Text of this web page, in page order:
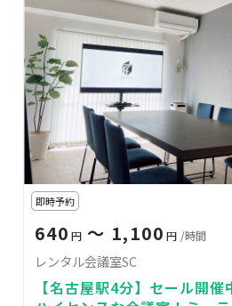
即時予約
640 円 〜 1,100 円 /時間
レンタル会議室SC
【名古屋駅4分】セール開